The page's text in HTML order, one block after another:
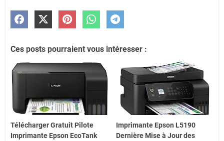
Ces posts pourraient vous intéresser :
Télécharger Gratuit Pilote
Imprimante Epson EcoTank
Imprimante Epson L5190
Dernière Mise à Jour des